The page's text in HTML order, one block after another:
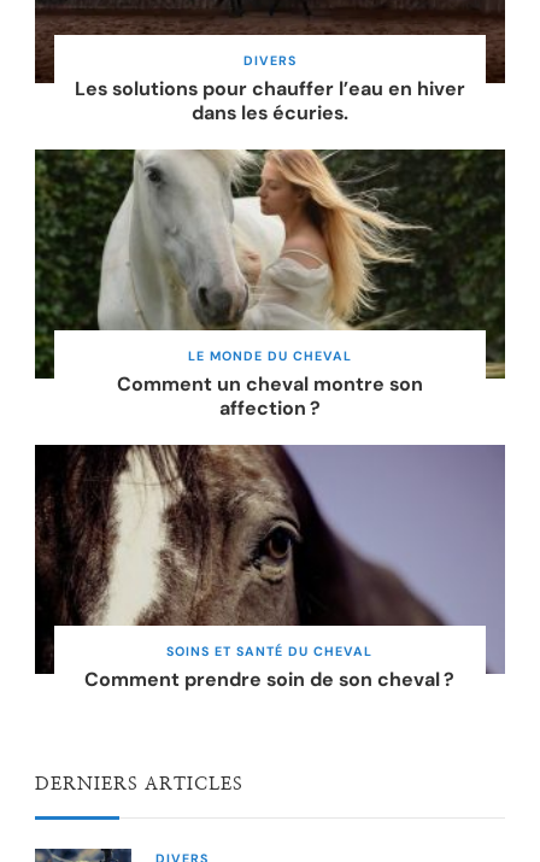
DIVERS
Les solutions pour chauffer l’eau en hiver
dans les écuries.
LE MONDE DU CHEVAL
Comment un cheval montre son
affection ?
SOINS ET SANTÉ DU CHEVAL
Comment prendre soin de son cheval ?
DERNIERS ARTICLES
DIVERS